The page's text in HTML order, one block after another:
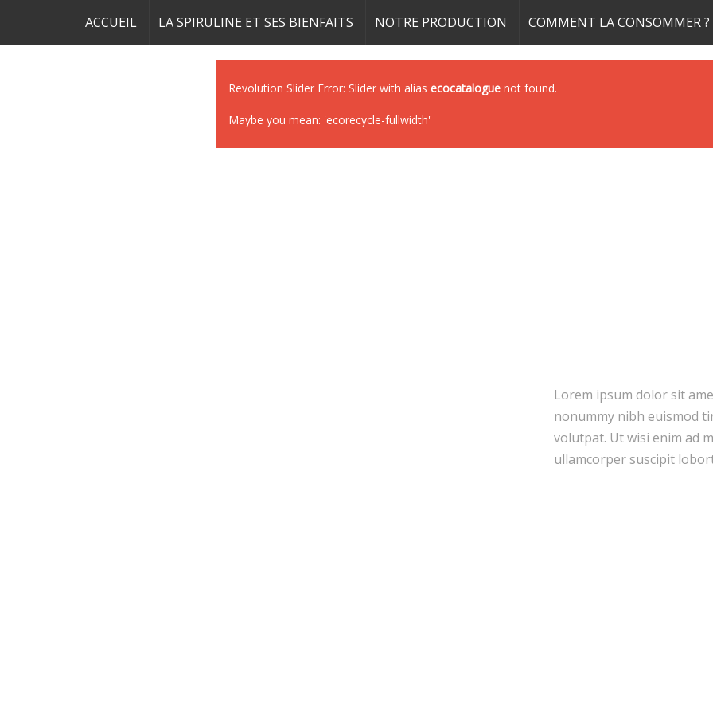
ACCUEIL LA SPIRULINE ET SES BIENFAITS NOTRE PRODUCTION COMMENT LA CONSOMMER ?
Revolution Slider Error: Slider with alias ecocatalogue not found.
Maybe you mean: 'ecorecycle-fullwidth'
Lorem ipsum dolor sit
nonummy nibh euismod
volutpat. Ut wisi enim ad
ullamcorper suscipit